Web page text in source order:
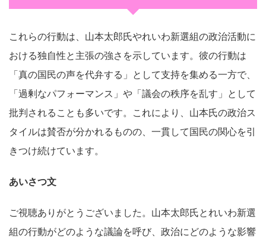
これらの行動は、山本太郎氏やれいわ新選組の政治活動に
おける独自性と主張の強さを示しています。彼の行動は
「真の国民の声を代弁する」として支持を集める一方で、
「過剰なパフォーマンス」や「議会の秩序を乱す」として
批判されることも多いです。これにより、山本氏の政治ス
タイルは賛否が分かれるものの、一貫して国民の関心を引
きつけ続けています。
あいさつ文
ご視聴ありがとうございました。山本太郎氏とれいわ新選
組の行動がどのような議論を呼び、政治にどのような影響